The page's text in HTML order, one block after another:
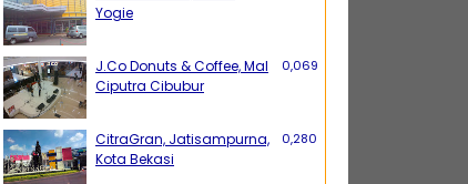
Yogie
J.Co Donuts & Coffee, Mal
Ciputra Cibubur
0,069
CitraGran, Jatisampurna,
Kota Bekasi
0,280